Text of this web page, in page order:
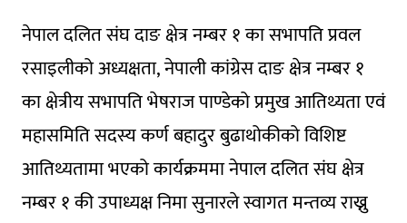
नेपाल दलित संघ दाङ क्षेत्र नम्बर १ का सभापति प्रवल
रसाइलीको अध्यक्षता, नेपाली कांग्रेस दाङ क्षेत्र नम्बर १
का क्षेत्रीय सभापति भेषराज पाण्डेको प्रमुख आतिथ्यता एवं
महासमिति सदस्य कर्ण बहादुर बुढाथोकीको विशिष्ट
आतिथ्यतामा भएको कार्यक्रममा नेपाल दलित संघ क्षेत्र
नम्बर १ की उपाध्यक्ष निमा सुनारले स्वागत मन्तव्य राख्नु